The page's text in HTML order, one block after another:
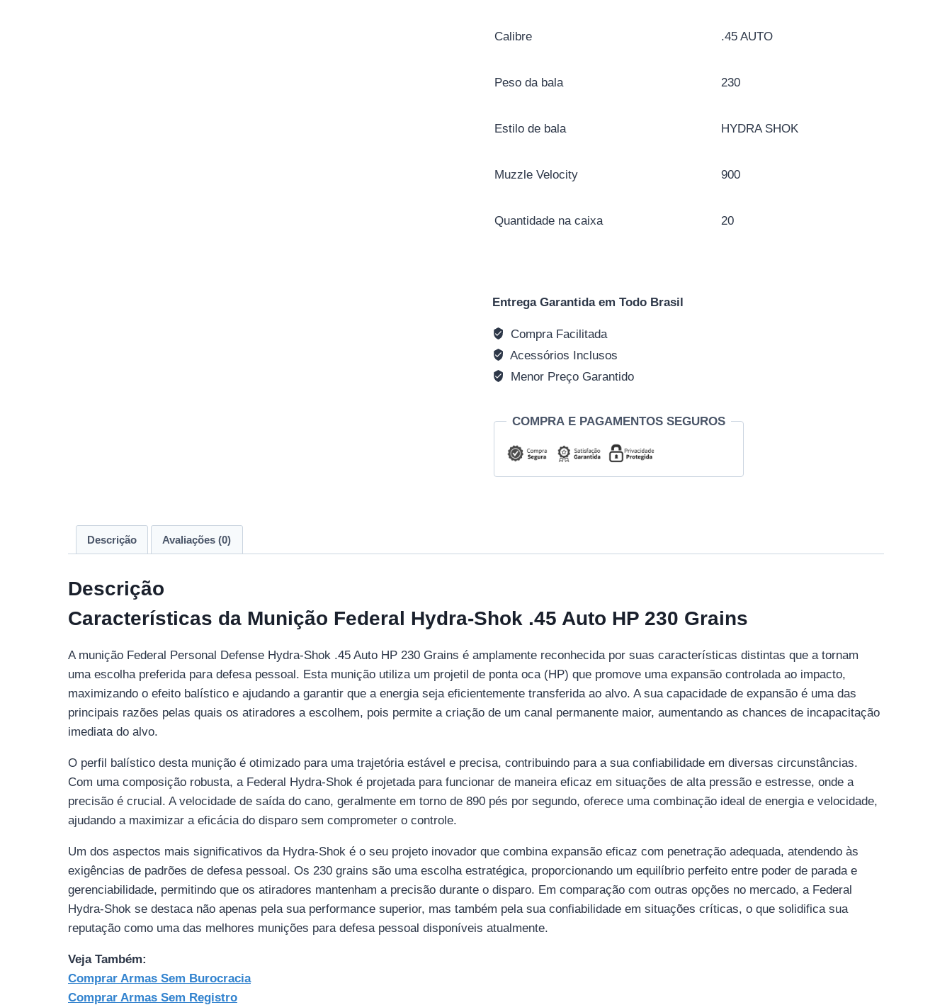
Calibre .45 AUTO
Peso da bala 230
Estilo de bala HYDRA SHOK
Muzzle Velocity 900
Quantidade na caixa 20
Entrega Garantida em Todo Brasil
Compra Facilitada
Acessórios Inclusos
Menor Preço Garantido
COMPRA E PAGAMENTOS SEGUROS
Descrição Avaliações (0)
Descrição
Características da Munição Federal Hydra-Shok .45 Auto HP 230 Grains
A munição Federal Personal Defense Hydra-Shok .45 Auto HP 230 Grains é amplamente reconhecida por suas características distintas que a tornam
uma escolha preferida para defesa pessoal. Esta munição utiliza um projetil de ponta oca (HP) que promove uma expansão controlada ao impacto,
maximizando o efeito balístico e ajudando a garantir que a energia seja eficientemente transferida ao alvo. A sua capacidade de expansão é uma das
principais razões pelas quais os atiradores a escolhem, pois permite a criação de um canal permanente maior, aumentando as chances de incapacitação
imediata do alvo.
O perfil balístico desta munição é otimizado para uma trajetória estável e precisa, contribuindo para a sua confiabilidade em diversas circunstâncias.
Com uma composição robusta, a Federal Hydra-Shok é projetada para funcionar de maneira eficaz em situações de alta pressão e estresse, onde a
precisão é crucial. A velocidade de saída do cano, geralmente em torno de 890 pés por segundo, oferece uma combinação ideal de energia e velocidade,
ajudando a maximizar a eficácia do disparo sem comprometer o controle.
Um dos aspectos mais significativos da Hydra-Shok é o seu projeto inovador que combina expansão eficaz com penetração adequada, atendendo às
exigências de padrões de defesa pessoal. Os 230 grains são uma escolha estratégica, proporcionando um equilíbrio perfeito entre poder de parada e
gerenciabilidade, permitindo que os atiradores mantenham a precisão durante o disparo. Em comparação com outras opções no mercado, a Federal
Hydra-Shok se destaca não apenas pela sua performance superior, mas também pela sua confiabilidade em situações críticas, o que solidifica sua
reputação como uma das melhores munições para defesa pessoal disponíveis atualmente.
Veja Também:
Comprar Armas Sem Burocracia
Comprar Armas Sem Registro